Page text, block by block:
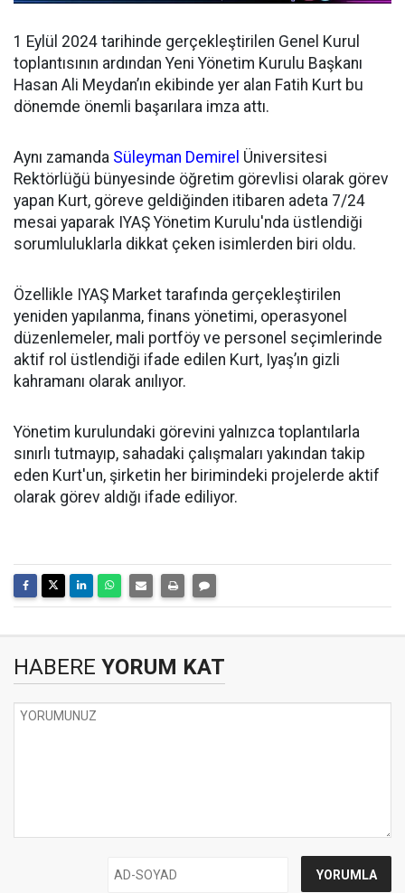
1 Eylül 2024 tarihinde gerçekleştirilen Genel Kurul
toplantısının ardından Yeni Yönetim Kurulu Başkanı
Hasan Ali Meydan’ın ekibinde yer alan Fatih Kurt bu
dönemde önemli başarılara imza attı.
Aynı zamanda Süleyman Demirel Üniversitesi
Rektörlüğü bünyesinde öğretim görevlisi olarak görev
yapan Kurt, göreve geldiğinden itibaren adeta 7/24
mesai yaparak IYAŞ Yönetim Kurulu'nda üstlendiği
sorumluluklarla dikkat çeken isimlerden biri oldu.
Özellikle IYAŞ Market tarafında gerçekleştirilen
yeniden yapılanma, finans yönetimi, operasyonel
düzenlemeler, mali portföy ve personel seçimlerinde
aktif rol üstlendiği ifade edilen Kurt, Iyaş’ın gizli
kahramanı olarak anılıyor.
Yönetim kurulundaki görevini yalnızca toplantılarla
sınırlı tutmayıp, sahadaki çalışmaları yakından takip
eden Kurt'un, şirketin her birimindeki projelerde aktif
olarak görev aldığı ifade ediliyor.
HABERE YORUM KAT